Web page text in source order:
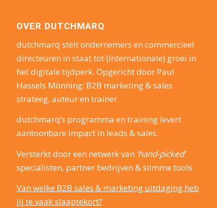
OVER DUTCHMARQ
dutchmarq stelt ondernemers en commercieel
directeuren in staat tot (internationale) groei in
het digitale tijdperk. Opgericht door Paul
Hassels Mönning: B2B marketing & sales
strateeg, auteur en trainer.
dutchmarq’s programma en training levert
aantoonbare impact in leads & sales.
Versterkt door een netwerk van ‘hand-picked’
specialisten, partner bedrijven & slimme tools.
Van welke B2B sales & marketing uitdaging heb
jij te vaak slaaptekort?